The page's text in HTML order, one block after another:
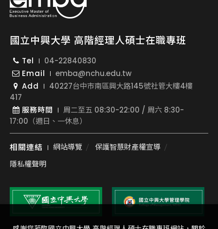
國立中興大學 高階經理人碩士在職專班
Tel
04-22840830
Email
emba@nchu.edu.tw
Add
40227台中市南區興大路145號社管大樓4樓
417
服務時間
周二至五 08:30-22:00 / 周六 8:30-
17:00（週日、一休息）
相關連結 網站導覽
保護智慧財產權宣導
隱私權聲明